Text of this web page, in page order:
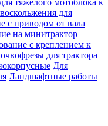
для
с приводом от вала
на минитрактор
с креплением к
для трактора
Для
Ландшафтные работы